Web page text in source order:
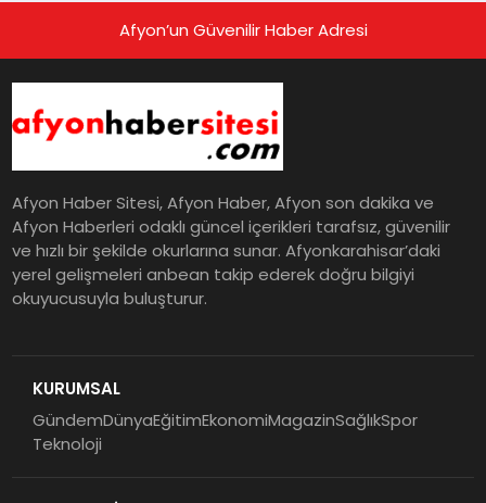
Afyon’un Güvenilir Haber Adresi
Afyon Haber Sitesi, Afyon Haber, Afyon son dakika ve
Afyon Haberleri odaklı güncel içerikleri tarafsız, güvenilir
ve hızlı bir şekilde okurlarına sunar. Afyonkarahisar’daki
yerel gelişmeleri anbean takip ederek doğru bilgiyi
okuyucusuyla buluşturur.
KURUMSAL
GündemDünyaEğitimEkonomiMagazinSağlıkSpor
Teknoloji